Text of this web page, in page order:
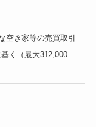
空き家等の売買取引
く（最大312,000